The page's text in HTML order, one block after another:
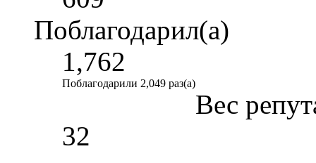
Поблагодарил(а)
1,762
Поблагодарили 2,049 раз(а)
Вес
32